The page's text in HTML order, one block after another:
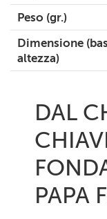
Peso (gr.)
Dimensione
altezza)
DAL
PAPA